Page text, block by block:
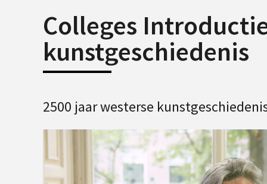
Colleges
kunstgeschiedenis
2500 jaar westerse